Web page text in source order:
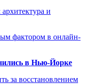
и
фактором в онлайн-
в Нью-Йорке
за восстановлением